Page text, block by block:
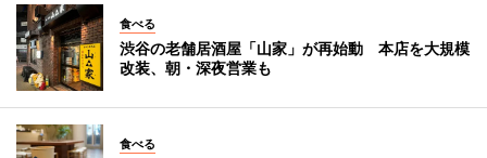
食べる
渋谷の老舗居酒屋「山家」が再始動 本店を大規模
改装、朝・深夜営業も
食べる